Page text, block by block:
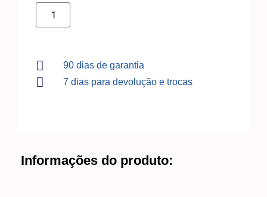
90 dias de garantia
7 dias para devolução e trocas
Informações do produto: